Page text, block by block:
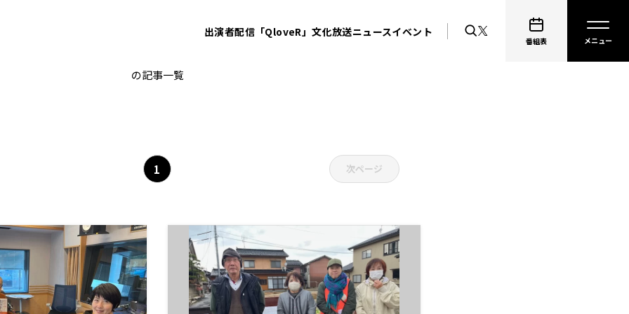
出演者配信「QloveR」文化放送ニュースイベント
番組表
能登半島地震
の記事一覧
1 次ページ